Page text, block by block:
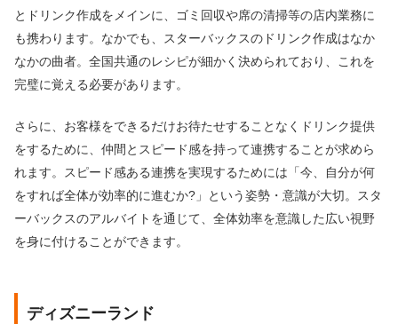
とドリンク作成をメインに、ゴミ回収や席の清掃等の店内業務に
も携わります。なかでも、スターバックスのドリンク作成はなか
なかの曲者。全国共通のレシピが細かく決められており、これを
完璧に覚える必要があります。
さらに、お客様をできるだけお待たせすることなくドリンク提供
をするために、仲間とスピード感を持って連携することが求めら
れます。スピード感ある連携を実現するためには「今、自分が何
をすれば全体が効率的に進むか?」という姿勢・意識が大切。スタ
ーバックスのアルバイトを通じて、全体効率を意識した広い視野
を身に付けることができます。
ディズニーランド